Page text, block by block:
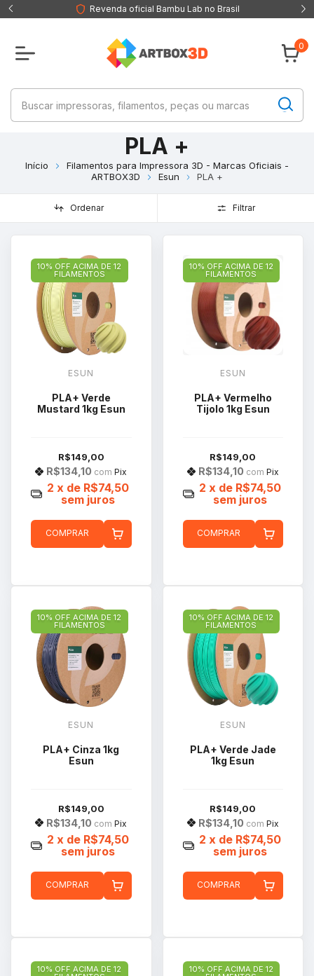
Revenda oficial Bambu Lab no Brasil
0
PLA +
Início
Filamentos para Impressora 3D - Marcas Oficiais -
ARTBOX3D
Esun PLA +
Ordenar Filtrar
10% OFF ACIMA DE 12
FILAMENTOS
ESUN
PLA+ Verde
Mustard 1kg Esun
R$149,00
R$134,10 com Pix
2 x de R$74,50
sem juros
COMPRAR
10% OFF ACIMA DE 12
FILAMENTOS
ESUN
PLA+ Vermelho
Tijolo 1kg Esun
R$149,00
R$134,10 com Pix
2 x de R$74,50
sem juros
COMPRAR
10% OFF ACIMA DE 12
FILAMENTOS
ESUN
PLA+ Cinza 1kg
Esun
R$149,00
R$134,10 com Pix
2 x de R$74,50
sem juros
COMPRAR
10% OFF ACIMA DE 12
FILAMENTOS
ESUN
PLA+ Verde Jade
1kg Esun
R$149,00
R$134,10 com Pix
2 x de R$74,50
sem juros
COMPRAR
10% OFF ACIMA DE 12 10% OFF ACIMA DE 12